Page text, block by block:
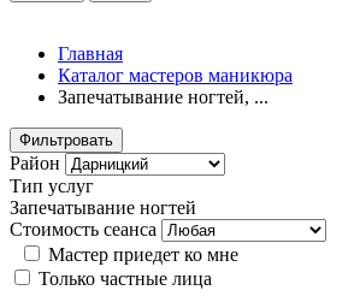
Главная
Каталог мастеров маникюра
Запечатывание ногтей, ...
Фильтровать
Район
Тип услуг
Запечатывание ногтей
Стоимость сеанса
Мастер приедет ко мне
Только частные лица